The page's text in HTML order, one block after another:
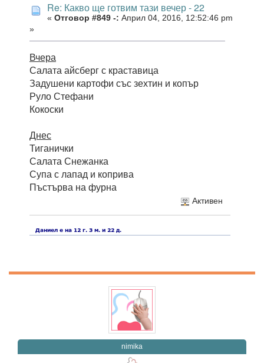
Re: Какво ще готвим тази вечер - 22
« Отговор #849 -: Април 04, 2016, 12:52:46 pm
»
Вчера
Салата айсберг с краставица
Задушени картофи със зехтин и копър
Руло Стефани
Кокоски
Днес
Тиганички
Салата Снежанка
Супа с лапад и коприва
Пъстърва на фурна
Активен
nimika